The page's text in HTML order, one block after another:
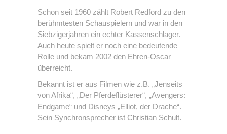
Schon seit 1960 zählt Robert Redford zu den
berühmtesten Schauspielern und war in den
Siebzigerjahren ein echter Kassenschlager.
Auch heute spielt er noch eine bedeutende
Rolle und bekam 2002 den Ehren-Oscar
überreicht.
Bekannt ist er aus Filmen wie z.B. „Jenseits
von Afrika“, „Der Pferdeflüsterer“, „Avengers:
Endgame“ und Disneys „Elliot, der Drache“.
Sein Synchronsprecher ist Christian Schult.